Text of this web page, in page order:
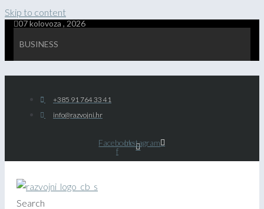
Skip to content
07 kolovoza , 2026
BUSINESS
+385 91 764 33 41
info@razvojni.hr
Facebook-
f
Instagram
Search